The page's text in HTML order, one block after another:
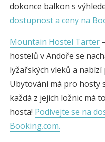
dokonce balkon s
dostupnost a ceny na
Mountain Hostel Tarter
hostelů v Andoře se
lyžařských vleků a
Ubytování má pro hosty
každá z jejich ložnic má
hosta! Podívejte se na
Booking.com.